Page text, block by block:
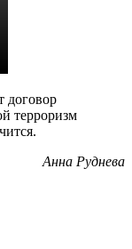
договор
терроризм
Анна Руднева